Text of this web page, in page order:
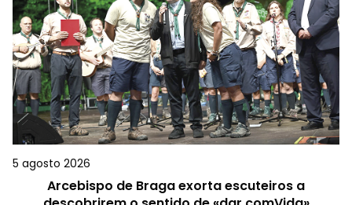
5 agosto 2026
Arcebispo de Braga exorta escuteiros a